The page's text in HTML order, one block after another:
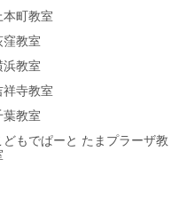
本町教室
窪教室
浜教室
祥寺教室
葉教室
どもでぱーと たまプラーザ教